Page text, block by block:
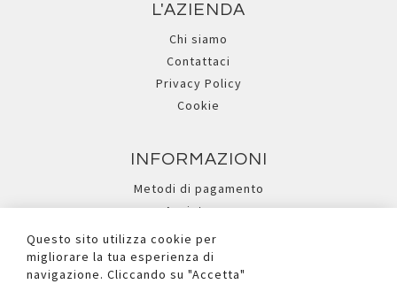
L'AZIENDA
Chi siamo
Contattaci
Privacy Policy
Cookie
INFORMAZIONI
Metodi di pagamento
Assistenza
Ricerca avanzata
Questo sito utilizza cookie per
migliorare la tua esperienza di
navigazione. Cliccando su "Accetta"